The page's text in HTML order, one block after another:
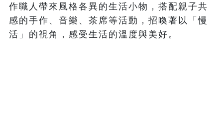
作職人帶來風格各異的生活小物，搭配親子共
感的手作、音樂、茶席等活動，招喚著以「慢
活」的視角，感受生活的溫度與美好。